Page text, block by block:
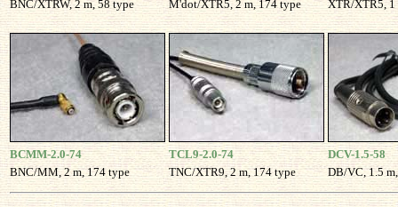
BNC/XTRW, 2 m, 58 type M'dot/XTR5, 2 m, 174 type XTR/XTR5, 1
BCMM-2.0-74 TCL9-2.0-74
DCV-1.5-58
BNC/MM, 2 m, 174 type
TNC/XTR9, 2 m, 174 type DB/VC, 1.5